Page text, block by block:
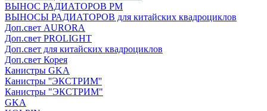
ВЫНОС РАДИАТОРОВ РМ
ВЫНОСЫ РАДИАТОРОВ для китайских квадроциклов
Доп.свет AURORA
Доп.свет PROLIGHT
Доп.свет для китайских квадроциклов
Доп.свет Корея
Канистры GKA
Канистры ''ЭКСТРИМ''
Канистры "ЭКСТРИМ"
GKA